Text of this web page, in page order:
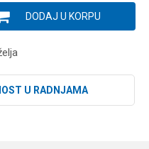
DODAJ U KORPU
U RADNJAMA